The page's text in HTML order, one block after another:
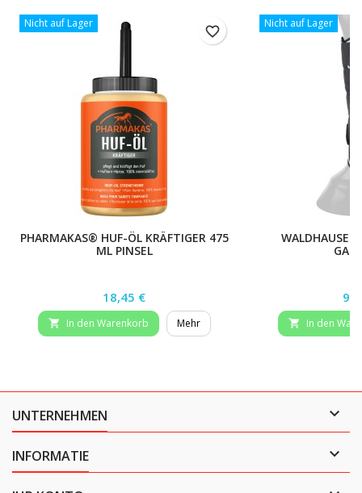
Nicht auf Lager
PHARMAKAS® HUF-ÖL KRÄFTIGER 475
ML PINSEL
Preis
18,45 €
 In den Warenkorb Mehr
favorite_border
Nicht auf Lager
 In den
UNTERNEHMEN 
INFORMATIE 